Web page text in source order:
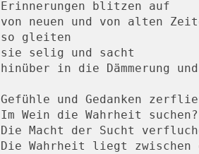
Erinnerungen blitzen auf
von neuen und von alten
so gleiten
sie selig und sacht
hinüber in die Dämmerung
Gefühle und Gedanken
Im Wein die Wahrheit suchen?
Die Macht der Sucht
Die Wahrheit liegt zwischen